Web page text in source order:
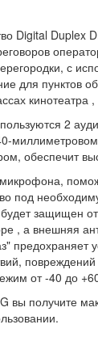
Digital Duplex
с
для пунктов
кинотеатра
2
обеспечит
под
защищен
, а внешняя
предохраняет
от -40 до
вы получите